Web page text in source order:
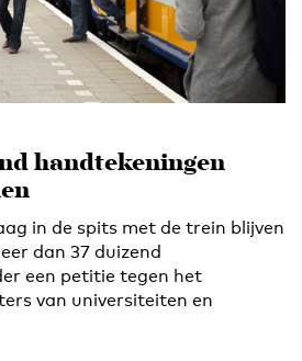
handtekeningen
in de spits met de trein blijven
dan 37 duizend
een petitie tegen het
van universiteiten en